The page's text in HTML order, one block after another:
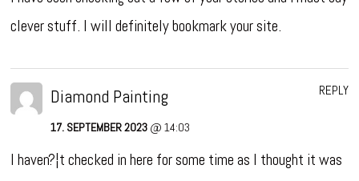
clever stuff. I will definitely bookmark your site.
Diamond Painting
17. SEPTEMBER 2023 @ 14:03
I haven?¦t checked in here for some time as I thought it was
REPLY